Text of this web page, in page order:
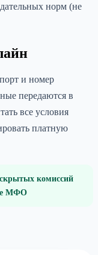
норм (не
и номер
передаются в
все условия
платную
комиссий
МФО